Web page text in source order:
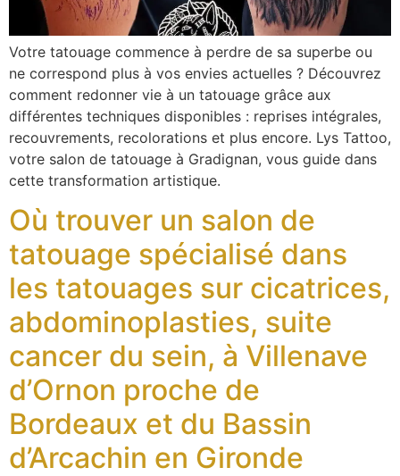
Votre tatouage commence à perdre de sa superbe ou
ne correspond plus à vos envies actuelles ? Découvrez
comment redonner vie à un tatouage grâce aux
différentes techniques disponibles : reprises intégrales,
recouvrements, recolorations et plus encore. Lys Tattoo,
votre salon de tatouage à Gradignan, vous guide dans
cette transformation artistique.
Où trouver un salon de
tatouage spécialisé dans
les tatouages sur cicatrices,
abdominoplasties, suite
cancer du sein, à Villenave
d’Ornon proche de
Bordeaux et du Bassin
d’Arcachin en Gironde